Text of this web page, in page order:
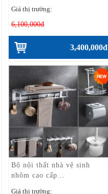
Giá thị trường:
6,100,000đ
3,400,000đ
Bộ nội thất nhà vệ sinh
nhôm cao cấp...
Giá thị trường: